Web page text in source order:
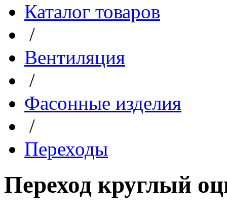
Каталог товаров
/
Вентиляция
/
Фасонные изделия
/
Переходы
Переход круглый